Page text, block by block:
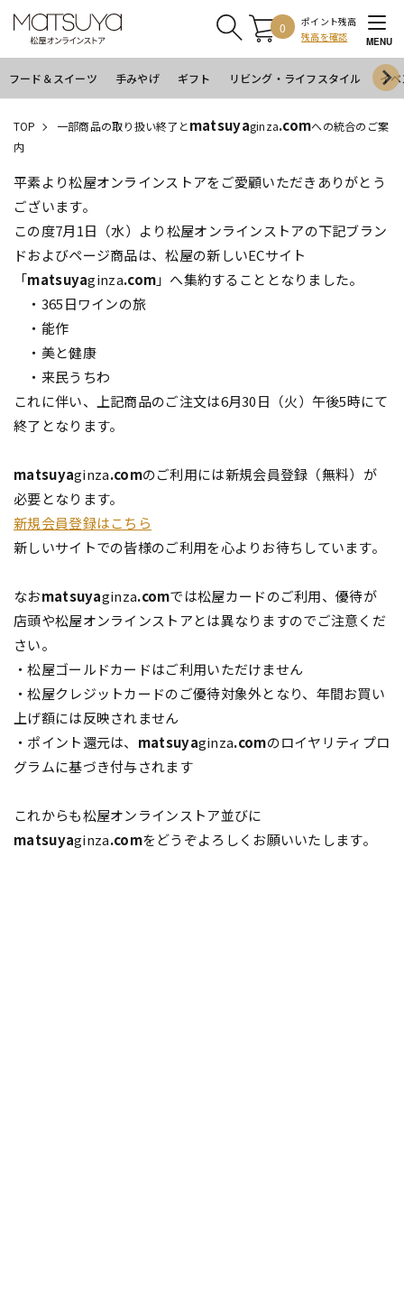
0
ポイント残高
残高を確認
MENU
フード＆スイーツ 手みやげ ギフト リビング・ライフスタイル イ
TOP 一部商品の取り扱い終了とmatsuyaginza.comへの統合のご案
内
平素より松屋オンラインストアをご愛顧いただきありがとう
ございます。
この度7月1日（水）より松屋オンラインストアの下記ブラン
ドおよびページ商品は、松屋の新しいECサイト
「matsuyaginza.com」へ集約することとなりました。
・365日ワインの旅
・能作
・美と健康
・来民うちわ
これに伴い、上記商品のご注文は6月30日（火）午後5時にて
終了となります。
matsuyaginza.comのご利用には新規会員登録（無料）が
必要となります。
新規会員登録はこちら
新しいサイトでの皆様のご利用を心よりお待ちしています。
なおmatsuyaginza.comでは松屋カードのご利用、優待が
店頭や松屋オンラインストアとは異なりますのでご注意くだ
さい。
・松屋ゴールドカードはご利用いただけません
・松屋クレジットカードのご優待対象外となり、年間お買い
上げ額には反映されません
・ポイント還元は、 matsuyaginza.comのロイヤリティプロ
グラムに基づき付与されます
これからも松屋オンラインストア並びに
matsuyaginza.comをどうぞよろしくお願いいたします。